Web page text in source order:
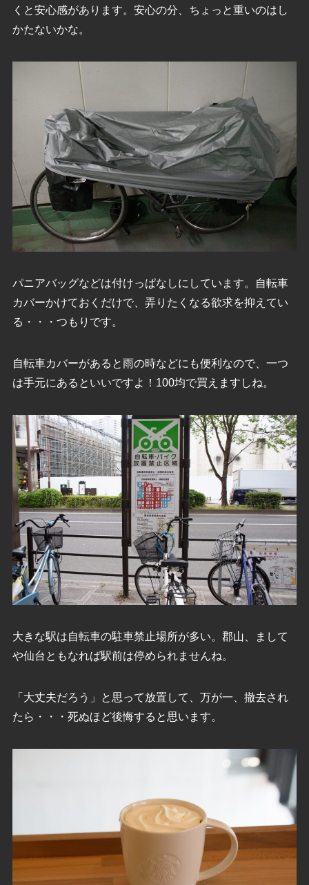
くと安心感があります。安心の分、ちょっと重いのはし
かたないかな。
パニアバッグなどは付けっぱなしにしています。自転車
カバーかけておくだけで、弄りたくなる欲求を抑えてい
る・・・つもりです。
自転車カバーがあると雨の時などにも便利なので、一つ
は手元にあるといいですよ！100均で買えますしね。
大きな駅は自転車の駐車禁止場所が多い。郡山、まして
や仙台ともなれば駅前は停められませんね。
「大丈夫だろう」と思って放置して、万が一、撤去され
たら・・・死ぬほど後悔すると思います。